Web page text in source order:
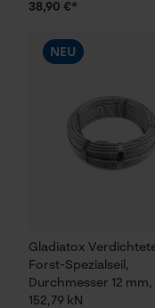
38,90 €*
Gladiatox
Forst-Spezialseil,
Durchmesser 12 mm,
152,79 kN
NEU